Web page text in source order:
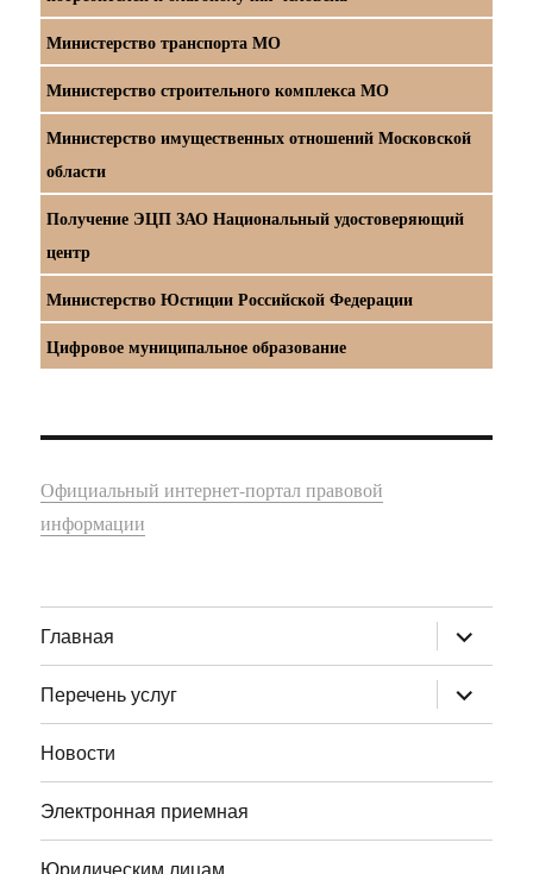
Министерство транспорта МО
Министерство строительного комплекса МО
Министерство имущественных отношений Московской
области
Получение ЭЦП ЗАО Национальный удостоверяющий
центр
Министерство Юстиции Российской Федерации
Цифровое муниципальное образование
Официальный интернет-портал правовой
информации
Главная раскрыть
дочернее
меню
Перечень услуг
раскрыть
дочернее
меню
Новости
Электронная приемная